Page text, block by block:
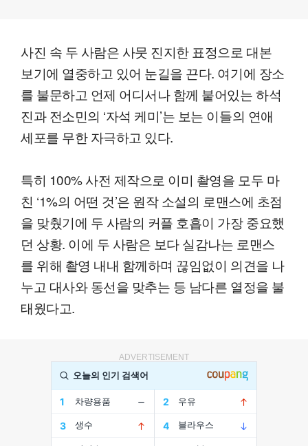
사진 속 두 사람은 사뭇 진지한 표정으로 대본
보기에 열중하고 있어 눈길을 끈다. 여기에 장소
를 불문하고 언제 어디서나 함께 붙어있는 하석
진과 전소민의 ‘자석 케미’는 보는 이들의 연애
세포를 무한 자극하고 있다.
특히 100% 사전 제작으로 이미 촬영을 모두 마
친 ‘1%의 어떤 것’은 원작 소설의 로맨스에 초점
을 맞췄기에 두 사람의 커플 호흡이 가장 중요했
던 상황. 이에 두 사람은 보다 실감나는 로맨스
를 위해 촬영 내내 함께하며 끊임없이 의견을 나
누고 대사와 동선을 맞추는 등 남다른 열정을 불
태웠다고.
ADVERTISEMENT